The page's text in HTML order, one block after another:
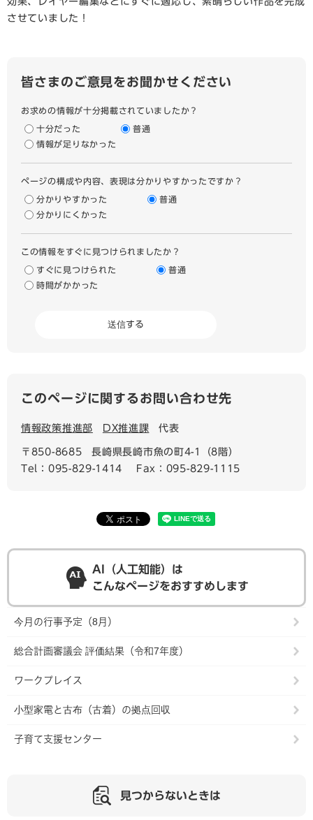
させていました！
皆さまのご意見をお聞かせください
お求めの情報が十分掲載されていましたか？
十分だった
普通
情報が足りなかった
ページの構成や内容、表現は分かりやすかったですか？
分かりやすかった
普通
分かりにくかった
この情報をすぐに見つけられましたか？
すぐに見つけられた
普通
時間がかかった
このページに関するお問い合わせ先
情報政策推進部 DX推進課 代表
〒850-8685
長崎県長崎市魚の町4-1（8階）
Tel：095-829-1414
Fax：095-829-1115
AI（人工知能）は
こんなページをおすすめします
今月の行事予定（8月）
総合計画審議会 評価結果（令和7年度）
ワークプレイス
小型家電と古布（古着）の拠点回収
子育て支援センター
見つからないときは